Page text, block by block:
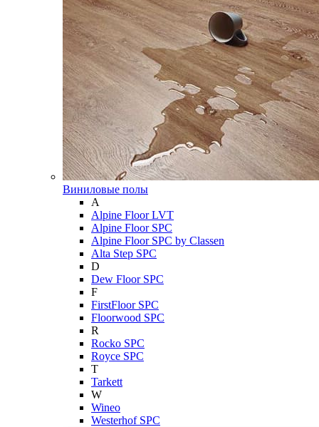
Виниловые полы
A
Alpine Floor LVT
Alpine Floor SPC
Alpine Floor SPC by Classen
Alta Step SPC
D
Dew Floor SPC
F
FirstFloor SPC
Floorwood SPC
R
Rocko SPC
Royce SPC
T
Tarkett
W
Wineo
Westerhof SPC